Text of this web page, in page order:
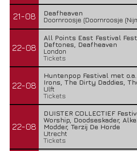
21-08
Deafheaven
Doornroosje (Doornroosje
22-08
All Points East Festival
Deftones, Deafheaven
London
Tickets
22-08
Huntenpop Festival met
Irons, The Dirty Daddies,
Ulft
Tickets
22-08
DUISTER COLLECTIEF
Worship, Doodseskader,
Modder, Terzij De Horde
Utrecht
Tickets